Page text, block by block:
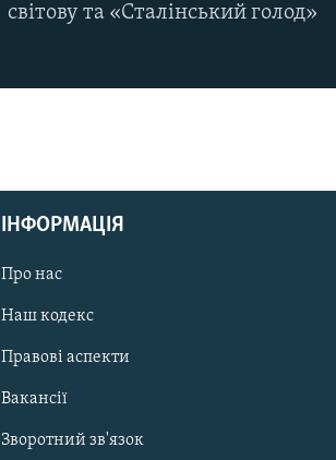
світову та «Сталінський голод»
ІНФОРМАЦІЯ
Про нас
Наш кодекс
Правові аспекти
Вакансії
Зворотний зв'язок